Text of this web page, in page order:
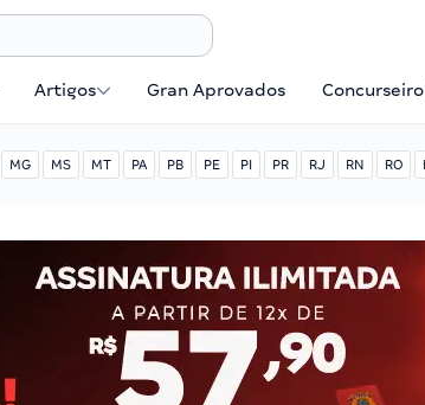
Artigos Gran Aprovados
MG MS MT PA PB PE PI PR RJ RN RO